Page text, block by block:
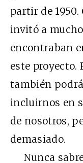
partir de 1950.
invitó a
encontraban
este proyecto.
también
incluirnos en
de nosotros,
demasiado.
Nunca